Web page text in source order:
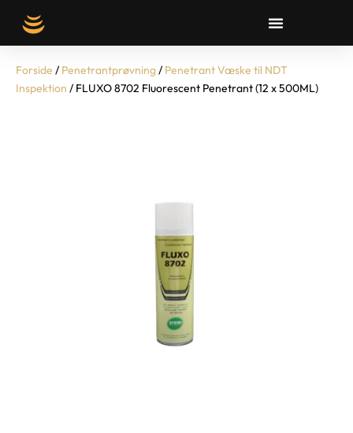
Forside / Penetrantprøvning/ Penetrant Væske til NDT
Inspektion / FLUXO 8702 Fluorescent Penetrant (12 x 500ML)